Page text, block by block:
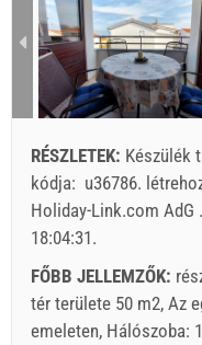
RÉSZLETEK: Készülék
kódja: u36786.
Holiday-Link.com AdG .
18:04:31.
FŐBB JELLEMZŐK:
tér területe 50 m2, Az
emeleten, Hálószoba: